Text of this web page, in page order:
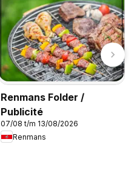
Renmans Folder /
Publicité
07/08 t/m 13/08/2026
Renmans